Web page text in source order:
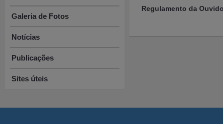
Galeria de Fotos
Notícias
Publicações
Sites úteis
Regulamento da